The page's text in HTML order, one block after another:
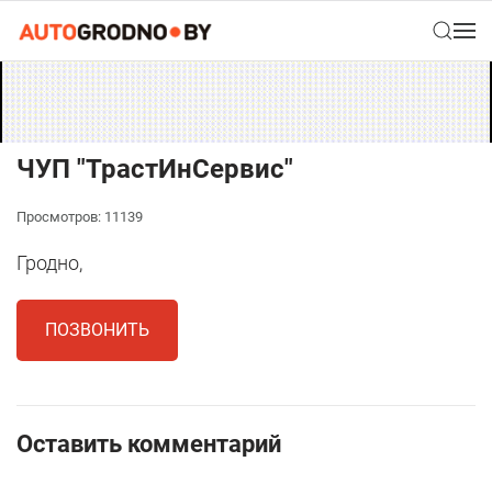
ЧУП "ТрастИнСервис"
Просмотров: 11139
Гродно,
ПОЗВОНИТЬ
Оставить комментарий